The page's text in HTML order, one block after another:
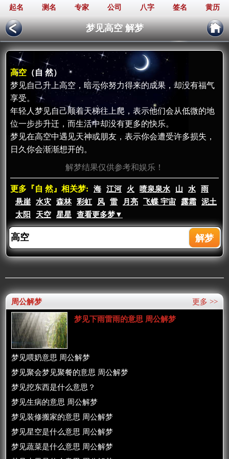
起名 测名 专家 公司 八字 签名 黄历
梦见高空 解梦
高空 （自 然）
梦见自己升上高空，暗示你努力得来的成果，却没有福气
享受。
年轻人梦见自己顺着天梯往上爬，表示他们会从低微的地
位一步步升迁，而生活中却没有更多的快乐。
梦见在高空中遇见天神或朋友，表示你会遭受许多损失，
日久你会渐渐想开的。
解梦结果仅供参考和娱乐！
更多『自 然』相关梦: 海 江河 火 喷泉泉水 山 水
雨
悬崖
水灾 森林 彩虹 风 雷 月亮 飞蝶 宇宙 露霜
泥土
太阳
天空 星星 查看更多梦▼
更多 >>
周公解梦
梦见下雨雷雨的意思 周公解梦
梦见喂奶意思 周公解梦
梦见聚会梦见聚餐的意思 周公解梦
梦见挖东西是什么意思？
梦见生病的意思 周公解梦
梦见装修搬家的意思 周公解梦
梦见星空是什么意思 周公解梦
梦见蔬菜是什么意思 周公解梦